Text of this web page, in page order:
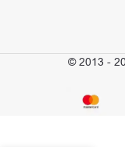
© 2013 -
Fun&Fit –